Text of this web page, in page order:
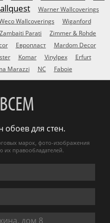
Warner Wallcoverings
Wallcoverings
Wiganford
Zambaiti Parati Zimmer & Rohde
Европласт
Mardom Decor
Komar Vinylpex
Erfurt
Marazzi NC Faboie
ВСЕМ
обоев для стен.
марок, фото-изображения
их правообладателей.
дом 8